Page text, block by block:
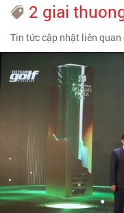
2 giai
Tin tức cập nhật liên